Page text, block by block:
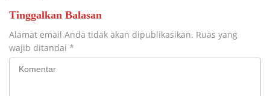
Tinggalkan Balasan
Alamat email Anda tidak akan dipublikasikan. Ruas yang
wajib ditandai *